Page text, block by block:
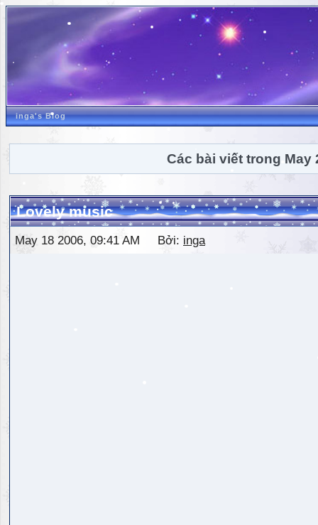
inga's Blog
Các bài viết trong May
Lovely music
May 18 2006, 09:41 AM Bởi: inga